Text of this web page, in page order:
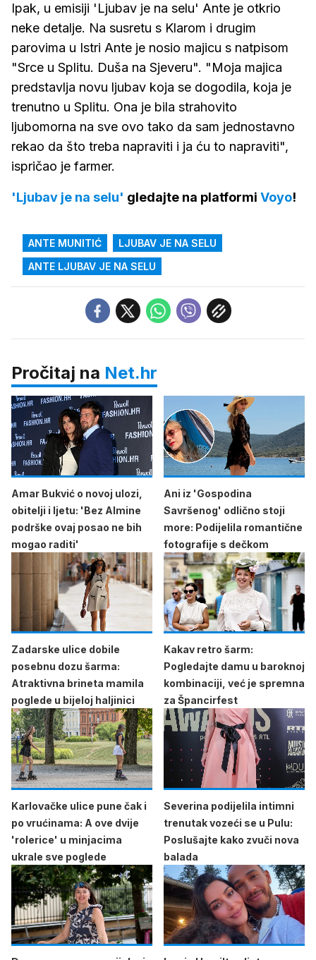
Ipak, u emisiji 'Ljubav je na selu' Ante je otkrio
neke detalje. Na susretu s Klarom i drugim
parovima u Istri Ante je nosio majicu s natpisom
"Srce u Splitu. Duša na Sjeveru". "Moja majica
predstavlja novu ljubav koja se dogodila, koja je
trenutno u Splitu. Ona je bila strahovito
ljubomorna na sve ovo tako da sam jednostavno
rekao da što treba napraviti i ja ću to napraviti",
ispričao je farmer.
'Ljubav je na selu' gledajte na platformi Voyo!
ANTE MUNITIĆ
LJUBAV JE NA SELU
ANTE LJUBAV JE NA SELU
Pročitaj na Net.hr
Amar Bukvić o novoj ulozi,
obitelji i ljetu: 'Bez Almine
podrške ovaj posao ne bih
mogao raditi'
Ani iz 'Gospodina
Savršenog' odlično stoji
more: Podijelila romantične
fotografije s dečkom
Zadarske ulice dobile
posebnu dozu šarma:
Atraktivna brineta mamila
poglede u bijeloj haljinici
Kakav retro šarm:
Pogledajte damu u baroknoj
kombinaciji, već je spremna
za Špancirfest
Karlovačke ulice pune čak i
po vrućinama: A ove dvije
'rolerice' u minjacima
ukrale sve poglede
Severina podijelila intimni
trenutak vozeći se u Pulu:
Poslušajte kako zvuči nova
balada